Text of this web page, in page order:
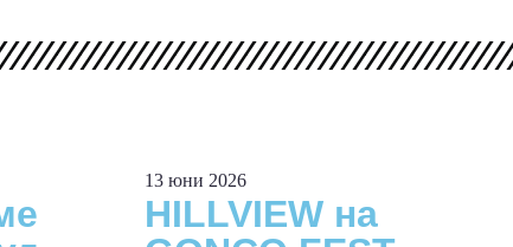
13 юни 2026
HILLVIEW на